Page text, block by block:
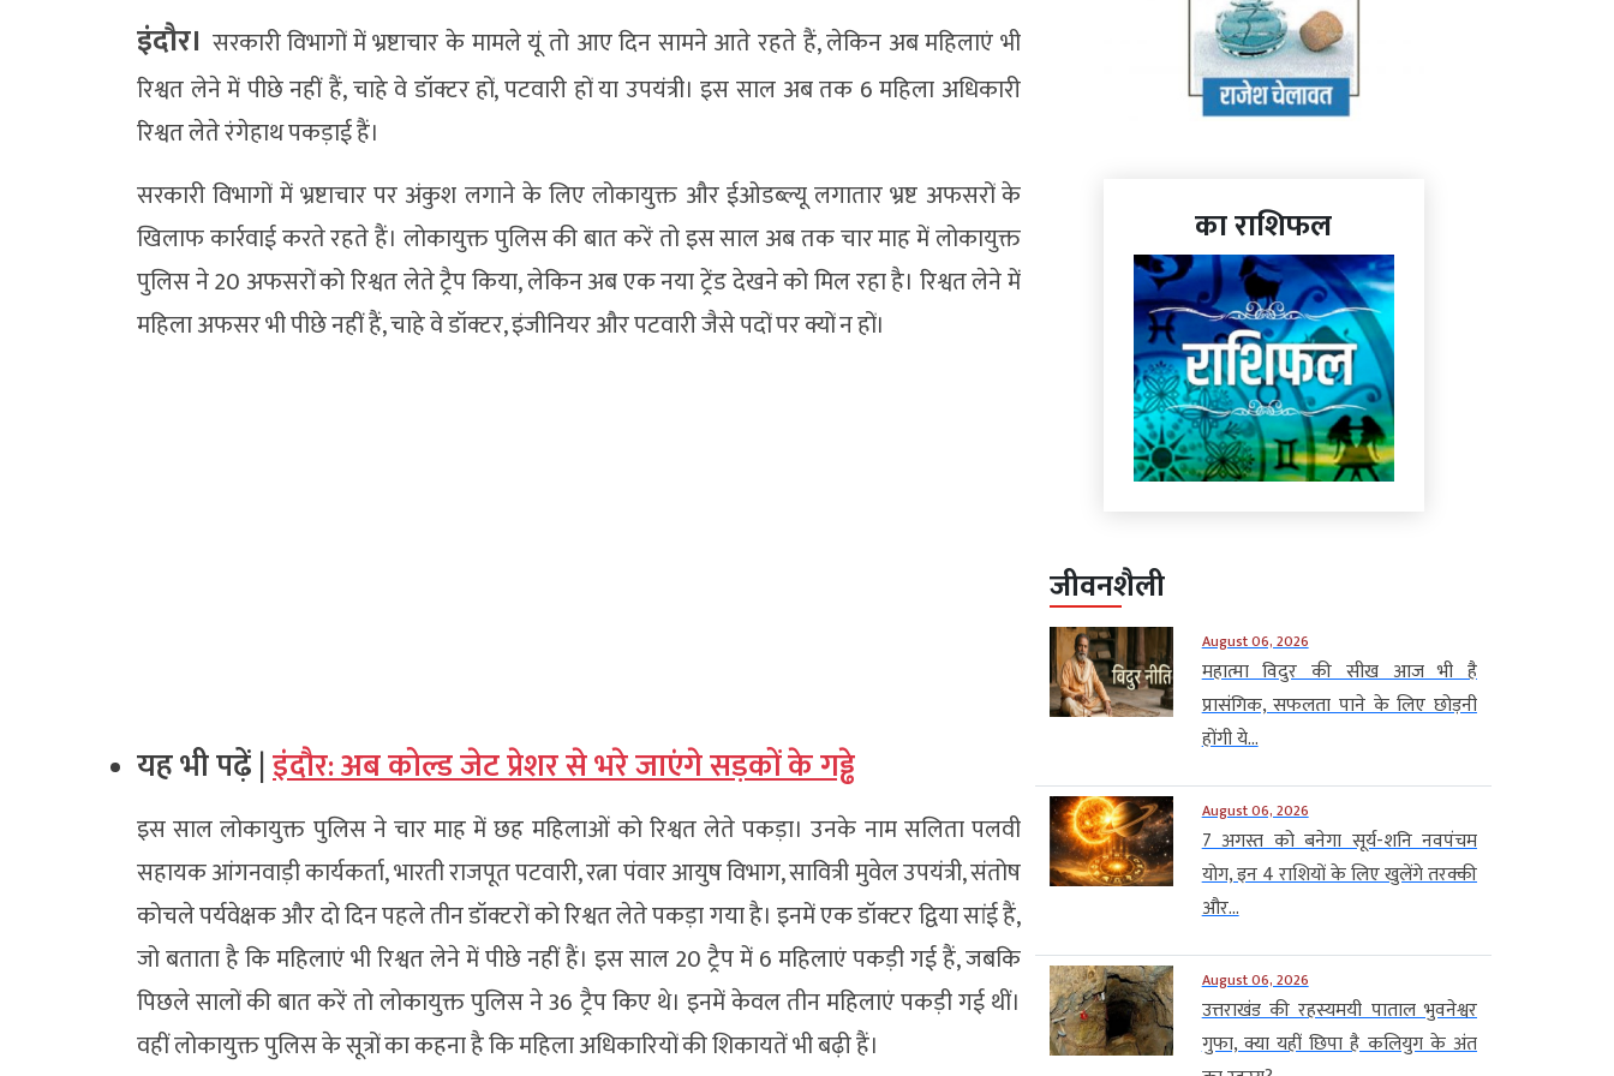
इंदौर। सरकारी विभागों में भ्रष्टाचार के मामले यूं तो आए दिन सामने आते रहते हैं, लेकिन अब महिलाएं भी
रिश्वत लेने में पीछे नहीं हैं, चाहे वे डॉक्टर हों, पटवारी हों या उपयंत्री। इस साल अब तक 6 महिला अधिकारी
रिश्वत लेते रंगेहाथ पकड़ाई हैं।
सरकारी विभागों में भ्रष्टाचार पर अंकुश लगाने के लिए लोकायुक्त और ईओडब्ल्यू लगातार भ्रष्ट अफसरों के
खिलाफ कार्रवाई करते रहते हैं। लोकायुक्त पुलिस की बात करें तो इस साल अब तक चार माह में लोकायुक्त
पुलिस ने 20 अफसरों को रिश्वत लेते ट्रैप किया, लेकिन अब एक नया ट्रेंड देखने को मिल रहा है। रिश्वत लेने में
महिला अफसर भी पीछे नहीं हैं, चाहे वे डॉक्टर, इंजीनियर और पटवारी जैसे पदों पर क्यों न हों।
यह भी पढ़ें |इंदौर: अब कोल्ड जेट प्रेशर से भरे जाएंगे सड़कों के गड्ढे
इस साल लोकायुक्त पुलिस ने चार माह में छह महिलाओं को रिश्वत लेते पकड़ा। उनके नाम सलिता पलवी
सहायक आंगनवाड़ी कार्यकर्ता, भारती राजपूत पटवारी, रत्ना पंवार आयुष विभाग, सावित्री मुवेल उपयंत्री, संतोष
कोचले पर्यवेक्षक और दो दिन पहले तीन डॉक्टरों को रिश्वत लेते पकड़ा गया है। इनमें एक डॉक्टर द्विया सांई हैं,
जो बताता है कि महिलाएं भी रिश्वत लेने में पीछे नहीं हैं। इस साल 20 ट्रैप में 6 महिलाएं पकड़ी गई हैं, जबकि
पिछले सालों की बात करें तो लोकायुक्त पुलिस ने 36 ट्रैप किए थे। इनमें केवल तीन महिलाएं पकड़ी गई थीं।
वहीं लोकायुक्त पुलिस के सूत्रों का कहना है कि महिला अधिकारियों की शिकायतें भी बढ़ी हैं।
का राशिफल
जीवनशैली
August 06, 2026
महात्मा विदुर की सीख आज भी है
प्रासंगिक, सफलता पाने के लिए छोड़नी
होंगी ये...
August 06, 2026
7 अगस्त को बनेगा सूर्य-शनि नवपंचम
योग, इन 4 राशियों के लिए खुलेंगे तरक्की
और...
August 06, 2026
उत्तराखंड की रहस्यमयी पाताल भुवनेश्वर
गुफा, क्या यहीं छिपा है कलियुग के अंत